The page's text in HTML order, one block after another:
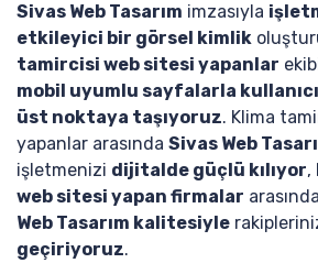
Sivas Web Tasarım imzasıyla
etkileyici bir görsel kimlik
tamircisi web sitesi yapanlar
mobil uyumlu sayfalarla
üst noktaya taşıyoruz. Klima
yapanlar arasında Sivas Web
işletmenizi dijitalde güçlü kılıyor,
web sitesi yapan firmalar
Web Tasarım kalitesiyle
geçiriyoruz.